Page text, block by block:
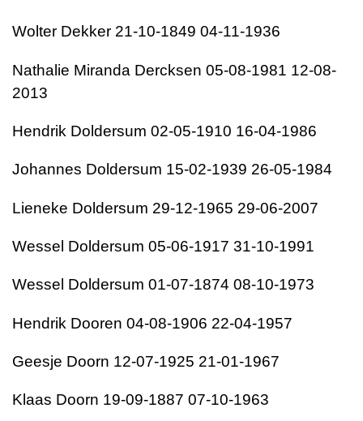
Wolter Dekker 21-10-1849 04-11-1936
Nathalie Miranda Dercksen 05-08-1981 12-08-
2013
Hendrik Doldersum 02-05-1910 16-04-1986
Johannes Doldersum 15-02-1939 26-05-1984
Lieneke Doldersum 29-12-1965 29-06-2007
Wessel Doldersum 05-06-1917 31-10-1991
Wessel Doldersum 01-07-1874 08-10-1973
Hendrik Dooren 04-08-1906 22-04-1957
Geesje Doorn 12-07-1925 21-01-1967
Klaas Doorn 19-09-1887 07-10-1963